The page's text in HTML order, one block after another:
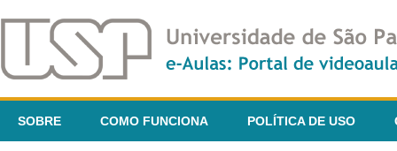
SOBRE COMO FUNCIONA POLÍTICA DE USO